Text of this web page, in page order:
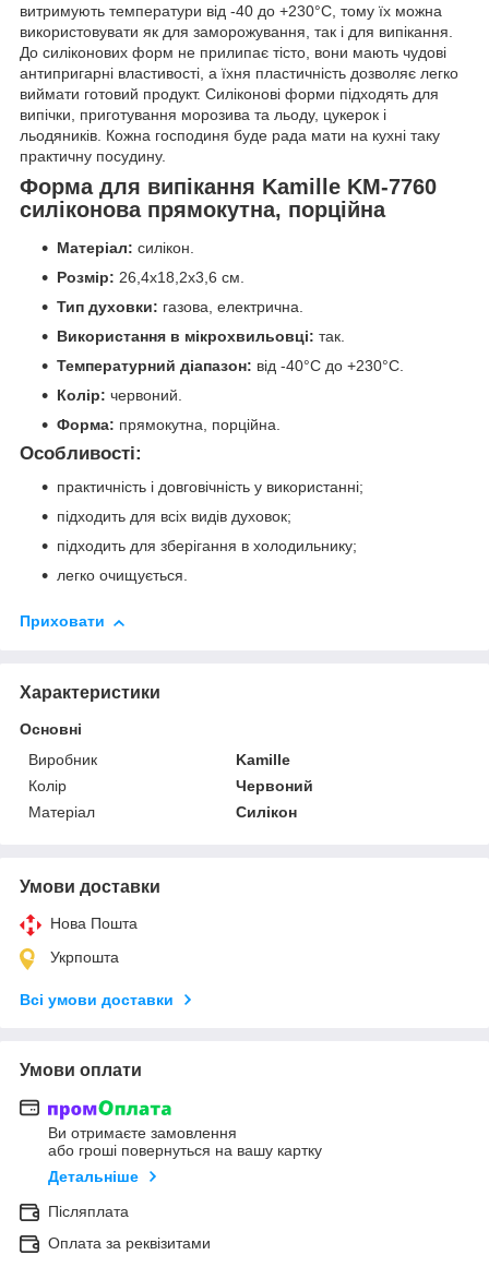
витримують температури від -40 до +230°C, тому їх можна
використовувати як для заморожування, так і для випікання.
До силіконових форм не прилипає тісто, вони мають чудові
антипригарні властивості, а їхня пластичність дозволяє легко
виймати готовий продукт. Силіконові форми підходять для
випічки, приготування морозива та льоду, цукерок і
льодяників. Кожна господиня буде рада мати на кухні таку
практичну посудину.
Форма для випікання Kamille KM-7760
силіконова прямокутна, порційна
Матеріал: силікон.
Розмір: 26,4х18,2х3,6 см.
Тип духовки: газова, електрична.
Використання в мікрохвильовці: так.
Температурний діапазон: від -40°С до +230°С.
Колір: червоний.
Форма: прямокутна, порційна.
Особливості:
практичність і довговічність у використанні;
підходить для всіх видів духовок;
підходить для зберігання в холодильнику;
легко очищується.
Приховати
Характеристики
Основні
Виробник
Kamille
Колір
Червоний
Матеріал
Силікон
Умови доставки
Нова Пошта
Укрпошта
Всі умови доставки
Умови оплати
Ви отримаєте замовлення
або гроші повернуться на вашу картку
Детальніше
Післяплата
Оплата за реквізитами